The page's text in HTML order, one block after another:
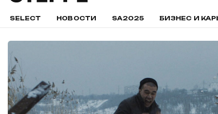
SELECT НОВОСТИ SA2025 БИЗНЕС И